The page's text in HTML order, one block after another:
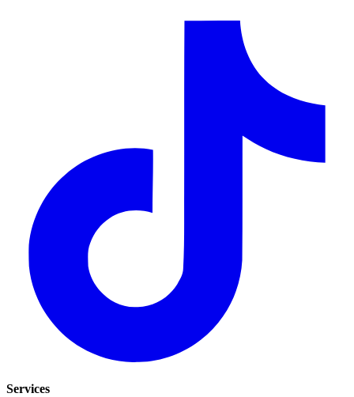
Services